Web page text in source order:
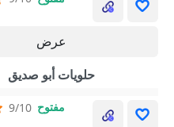
عرض
حلويات أبو صديق
9/10 مفتوح